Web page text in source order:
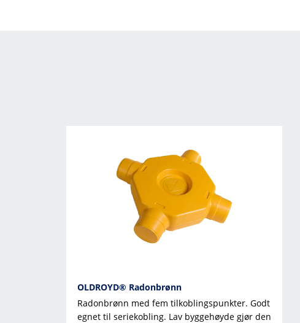
OLDROYD® Radonbrønn
Radonbrønn med fem tilkoblingspunkter. Godt
egnet til seriekobling. Lav byggehøyde gjør den